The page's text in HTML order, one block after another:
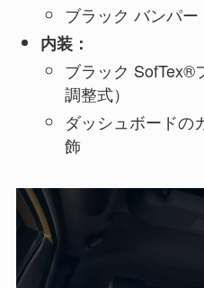
ブラック バンパー
内装：
ブラック SofTex®
調整式）
ダッシュボードの
飾